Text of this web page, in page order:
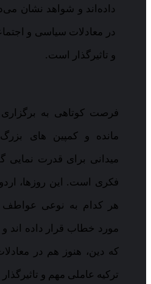
داده‌اند و شواهد نشان
در معادلات سیاسی و
و تاثیرگذار است.
فرصت کوتاهی به برگزاری
مانده و کمپین های
میدانی برای قدرت نمایی
فکری است. این روزها،
هر کدام به نوعی عواطف
مورد خطاب قرار داده اند
که دین، هنوز هم در
ترکیه عاملی مهم و